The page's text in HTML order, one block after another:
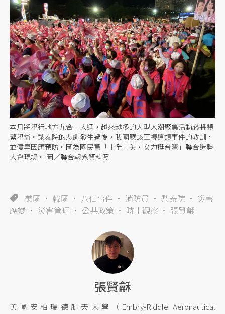
本月將舉行地方九合一大選，越來越多的大型人潮聚集活動必將頻
繁舉辦。梨泰院的悲劇發生過後，我國應該正視這類事件的教訓，
並儘早因應預防。圖為國民黨「十全十美・女力挺台灣」聯合造勢
大會現場。 圖／聯合報系資料照
美國 韓國 八仙事件 消防員 梨泰院
災害
應變
災害管理 公共政策 時事觀察 張賢龢
張賢龢
美國安柏瑞德航天大學（Embry-Riddle Aeronautical